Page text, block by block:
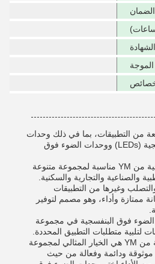
الضمان
الشهادة
من التطبيقات، بما في ذلك وحدات
ثنائيات الإشعاع فوق البنفسجية (LEDs) ووحدات الضوء فوق
وحدات الضوء فوق البنفسجية من YM مناسبة لمجموعة متنوعة
والصناعية والتجارية والسكنية.
وغيرها من التطبيقات
ممتازة وأداء، وهو مصمم لتوفير
فوق البنفسجية في مجموعة
لتلبية متطلبات التطبيق المحددة.
وحدة الضوء فوق البنفسجية من YM هي الخيار المثالي لمجموعة
ودائمة وفعالة من حيث